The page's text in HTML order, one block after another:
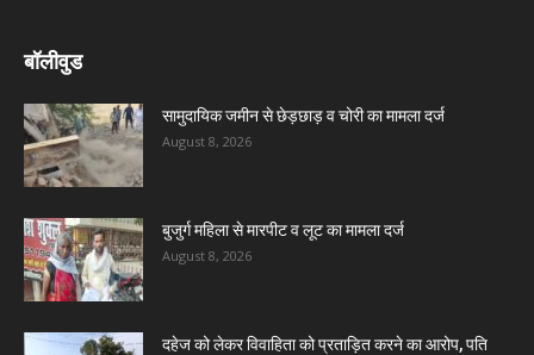
बॉलीवुड
सामुदायिक जमीन से छेड़छाड़ व चोरी का मामला दर्ज
August 8, 2026
बुजुर्ग महिला से मारपीट व लूट का मामला दर्ज
August 8, 2026
दहेज को लेकर विवाहिता को प्रताड़ित करने का आरोप, पति